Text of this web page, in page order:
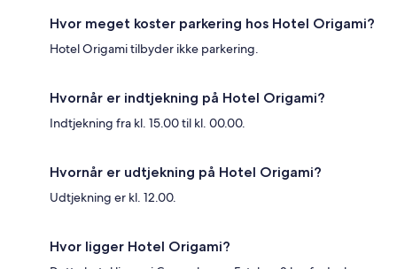
Hvor meget koster parkering hos Hotel Origami?
Hotel Origami tilbyder ikke parkering.
Hvornår er indtjekning på Hotel Origami?
Indtjekning fra kl. 15.00 til kl. 00.00.
Hvornår er udtjekning på Hotel Origami?
Udtjekning er kl. 12.00.
Hvor ligger Hotel Origami?